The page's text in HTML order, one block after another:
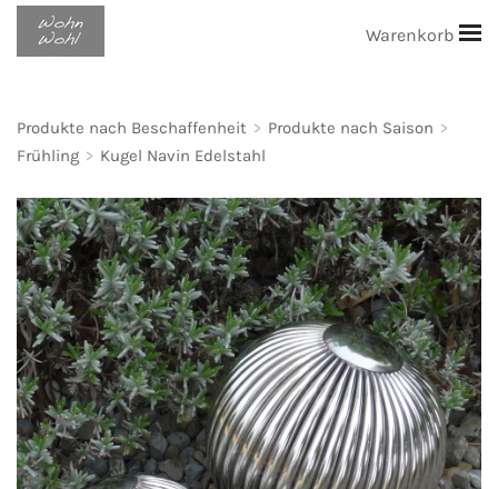
Warenkorb
Produkte nach Beschaffenheit > Produkte nach Saison >
Frühling > Kugel Navin Edelstahl